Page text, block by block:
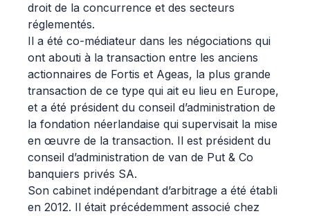
droit de la concurrence et des secteurs
réglementés.
Il a été co-médiateur dans les négociations qui
ont abouti à la transaction entre les anciens
actionnaires de Fortis et Ageas, la plus grande
transaction de ce type qui ait eu lieu en Europe,
et a été président du conseil d’administration de
la fondation néerlandaise qui supervisait la mise
en œuvre de la transaction. Il est président du
conseil d’administration de van de Put & Co
banquiers privés SA.
Son cabinet indépendant d’arbitrage a été établi
en 2012. Il était précédemment associé chez